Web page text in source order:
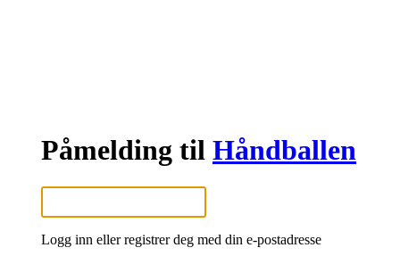
Påmelding til Håndballen
Logg inn eller registrer deg med din e-postadresse